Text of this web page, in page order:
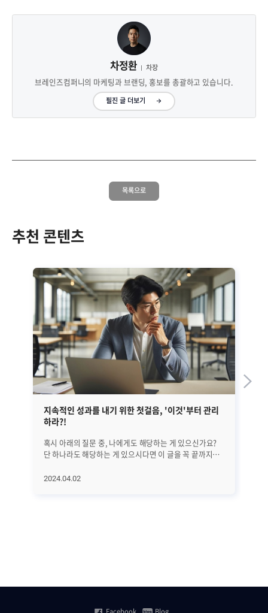
차정환 차장
브레인즈컴퍼니의 마케팅과 브랜딩, 홍보를 총괄하고 있습니다.
필진 글 더보기
목록으로
추천 콘텐츠
지속적인 성과를 내기 위한 첫걸음, '이것'부터 관리
하라?!
혹시 아래의 질문 중, 나에게도 해당하는 게 있으신가요?
단 하나라도 해당하는 게 있으시다면 이 글을 꼭 끝까지
의학적으로 밝혀낸 '지속적으로 성과를 만드는 방법'에
'행동'에 영향을 미치는 요인들은 무엇이 있을까요? 위
2024.04.02
등